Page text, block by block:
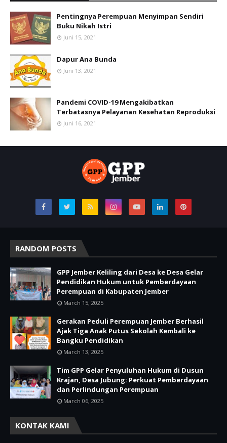
Pentingnya Perempuan Menyimpan Sendiri
Buku Nikah Istri
Juni 15, 2021
Dapur Ana Bunda
Juni 13, 2021
Pandemi COVID-19 Mengakibatkan
Terbatasnya Pelayanan Kesehatan Reproduksi
Juni 16, 2021
RANDOM POSTS
GPP Jember Keliling dari Desa ke Desa Gelar
Pendidikan Hukum untuk Pemberdayaan
Perempuan di Kabupaten Jember
March 15, 2025
Gerakan Peduli Perempuan Jember Berhasil
Ajak Tiga Anak Putus Sekolah Kembali ke
Bangku Pendidikan
March 13, 2025
Tim GPP Gelar Penyuluhan Hukum di Dusun
Krajan, Desa Jubung: Perkuat Pemberdayaan
dan Perlindungan Perempuan
March 06, 2025
KONTAK KAMI